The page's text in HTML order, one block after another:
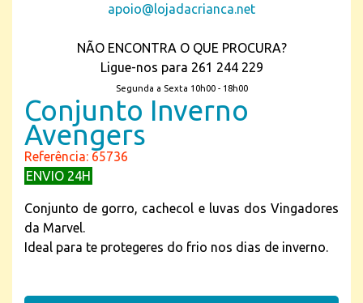
apoio@lojadacrianca.net
NÃO ENCONTRA O QUE PROCURA?
Ligue-nos para 261 244 229
Segunda a Sexta 10h00 - 18h00
Conjunto Inverno
Avengers
Referência: 65736
ENVIO 24H
Conjunto de gorro, cachecol e luvas dos Vingadores
da Marvel.
Ideal para te protegeres do frio nos dias de inverno.